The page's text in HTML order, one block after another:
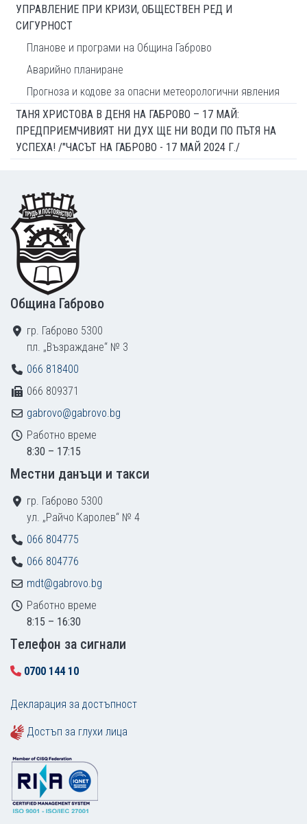
УПРАВЛЕНИЕ ПРИ КРИЗИ, ОБЩЕСТВЕН РЕД И
СИГУРНОСТ
Планове и програми на Община Габрово
Аварийно планиране
Прогноза и кодове за опасни метеорологични явления
ТАНЯ ХРИСТОВА В ДЕНЯ НА ГАБРОВО – 17 МАЙ:
ПРЕДПРИЕМЧИВИЯТ НИ ДУХ ЩЕ НИ ВОДИ ПО ПЪТЯ НА
УСПЕХА! /"ЧАСЪТ НА ГАБРОВО - 17 МАЙ 2024 Г./
Footer
Община Габрово
гр. Габрово 5300
пл. „Възраждане“ № 3
066 818400
066 809371
gabrovo@gabrovo.bg
Работно време
8:30 – 17:15
Местни данъци и такси
гр. Габрово 5300
ул. „Райчо Каролев“ № 4
066 804775
066 804776
mdt@gabrovo.bg
Работно време
8:15 – 16:30
Tелефон за сигнали
0700 144 10
Декларация за достъпност
Достъп за глухи лица